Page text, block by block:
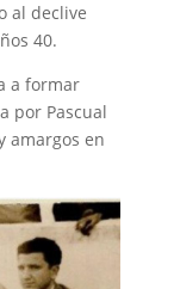
al declive
40.
a formar
por Pascual
amargos en